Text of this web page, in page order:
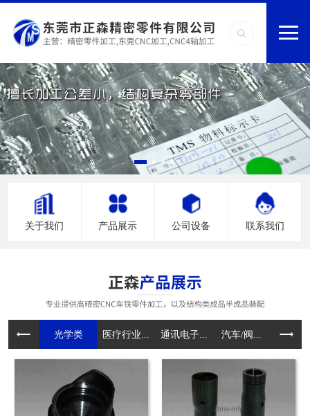
关于我们 产品展示 公司设备 联系我们
光学类 医疗行业... 通讯电子... 汽车/阀... 电动工